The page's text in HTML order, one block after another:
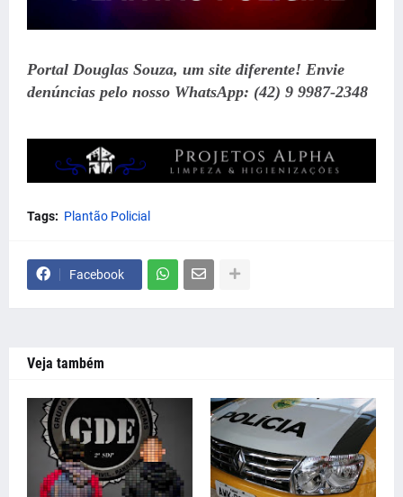
Portal Douglas Souza, um site diferente! Envie
denúncias pelo nosso WhatsApp: (42) 9 9987-2348
Tags: Plantão Policial
Facebook
Veja também